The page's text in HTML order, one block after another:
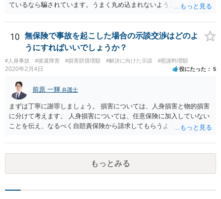
ているなら騙されています。うまく丸め込まれないようご注意下さ
せんが、受診したならば提出すべきです。
10
無保険で事故を起こした場合の示談交渉はどのよ
うにすればいいでしょうか？
#人身事故 #後遺障害 #損害賠償増額 #解決に向けた示談 #慰謝料増額
2020年2月4日 役にたった 5
前原 一輝 弁護士
まずは丁寧に謝罪しましょう。 損害については、人身損害と物的損害
に分けて考えます。 人身損害については、任意保険に加入していない
ことを伝え、なるべく自賠責保険から請求してもらうようお願いして
願いしてください。 物的損害については、請求の根拠を精査する必要
があり、写真や見積書を送ってもらい、請求金額が正当化をちゃんと
チェックする必要があります。 相談者様の資力がどれだけあるのかは
分かりませんが、資力に応じた対応をして行くほかありません。 訴訟
もっとみる